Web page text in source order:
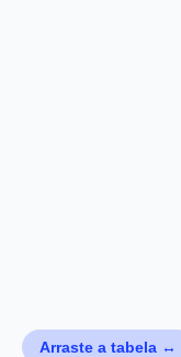
Arraste a tabela ↔